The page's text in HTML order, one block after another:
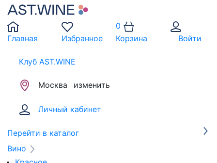
Главная Избранное
0
Корзина
Войти
Клуб AST.WINE
Москва изменить
Личный кабинет
Перейти в каталог
Вино